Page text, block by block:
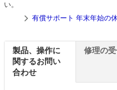
い。
有償サポート 年末年始の
製品、操作に
関するお問い
合わせ
修理の